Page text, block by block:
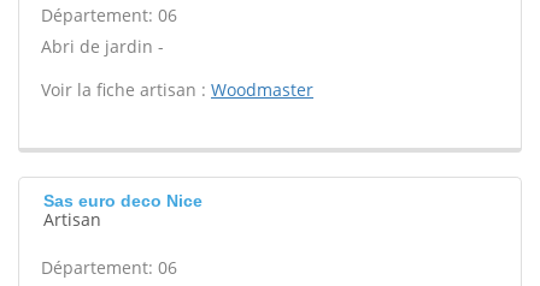
Département: 06
Abri de jardin -
Voir la fiche artisan : Woodmaster
Sas euro deco Nice
Artisan
Département: 06